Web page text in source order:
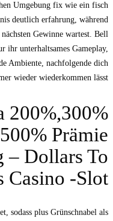
Umgebung fix wie ein fisch
deutlich erfahrung, während
Gewinne wartest. Bell
ihr unterhaltsames Gameplay,
Ambiente, nachfolgende dich
wieder wiederkommen lässt.
200%,300%
Prämie
– Dollars To
Casino -Slot
sodass plus Grünschnabel als